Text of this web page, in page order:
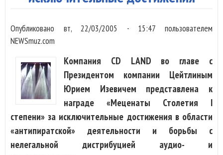
Опубликовано вт, 22/03/2005 - 15:47 пользователем
NEWSmuz.com
Компания CD LAND во главе с
Президентом компании Цейтлиным
Юрием Изевичем представлена к
награде «Меценаты Столетия I
степени» за исключительные достижения в области
«антипиратской» деятельности и борьбы с
нелегальной дистрибуцией аудио- и